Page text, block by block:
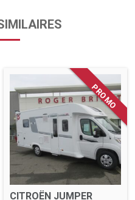
CITROËN JUMPER